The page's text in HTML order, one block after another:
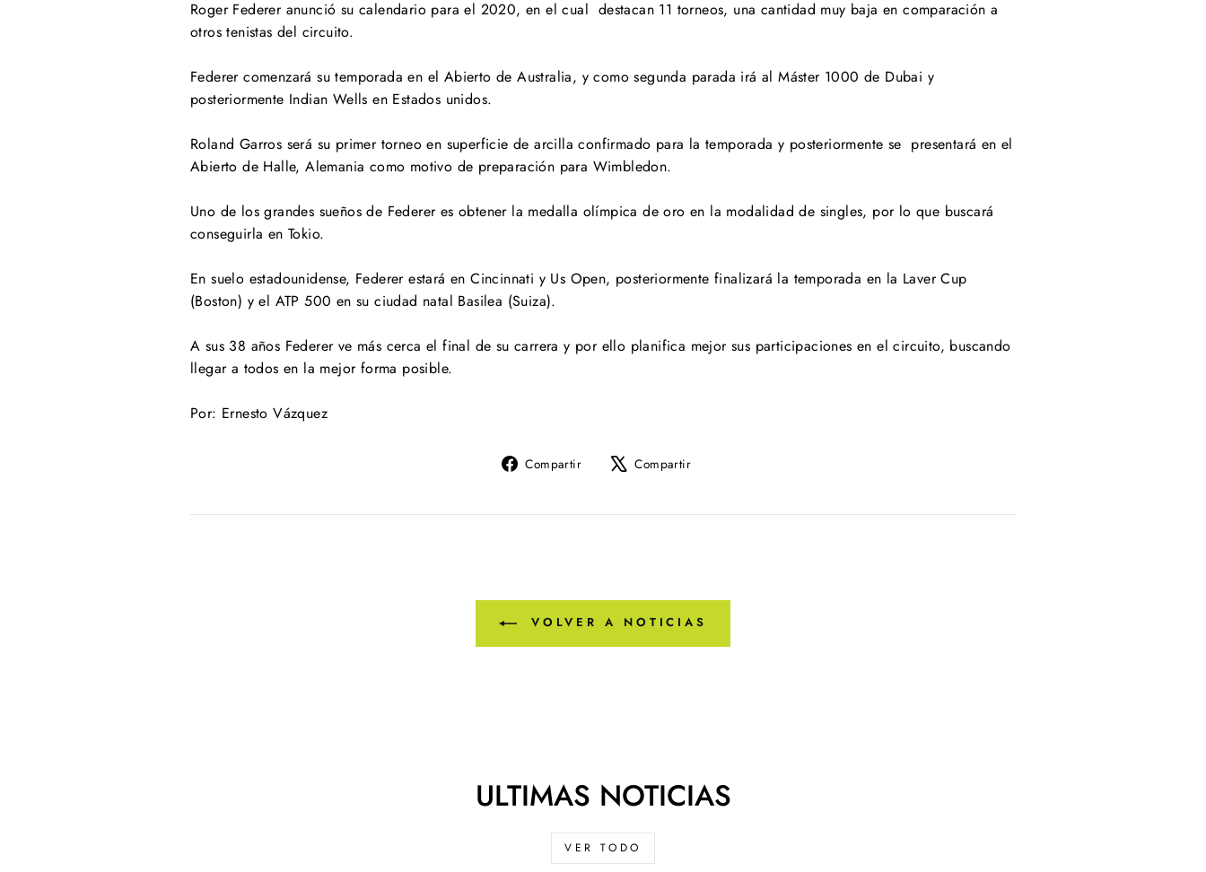
Roger Federer anunció su calendario para el 2020, en el cual destacan 11 torneos, una cantidad muy baja en comparación a
otros tenistas del circuito.
Federer comenzará su temporada en el Abierto de Australia, y como segunda parada irá al Máster 1000 de Dubai y
posteriormente Indian Wells en Estados unidos.
Roland Garros será su primer torneo en superficie de arcilla confirmado para la temporada y posteriormente se presentará en el
Abierto de Halle, Alemania como motivo de preparación para Wimbledon.
Uno de los grandes sueños de Federer es obtener la medalla olímpica de oro en la modalidad de singles, por lo que buscará
conseguirla en Tokio.
En suelo estadounidense, Federer estará en Cincinnati y Us Open, posteriormente finalizará la temporada en la Laver Cup
(Boston) y el ATP 500 en su ciudad natal Basilea (Suiza).
A sus 38 años Federer ve más cerca el final de su carrera y por ello planifica mejor sus participaciones en el circuito, buscando
llegar a todos en la mejor forma posible.
Por: Ernesto Vázquez
Compartir
CompartirCompartir
VOLVER A NOTICIAS
ULTIMAS NOTICIAS
VER TODO